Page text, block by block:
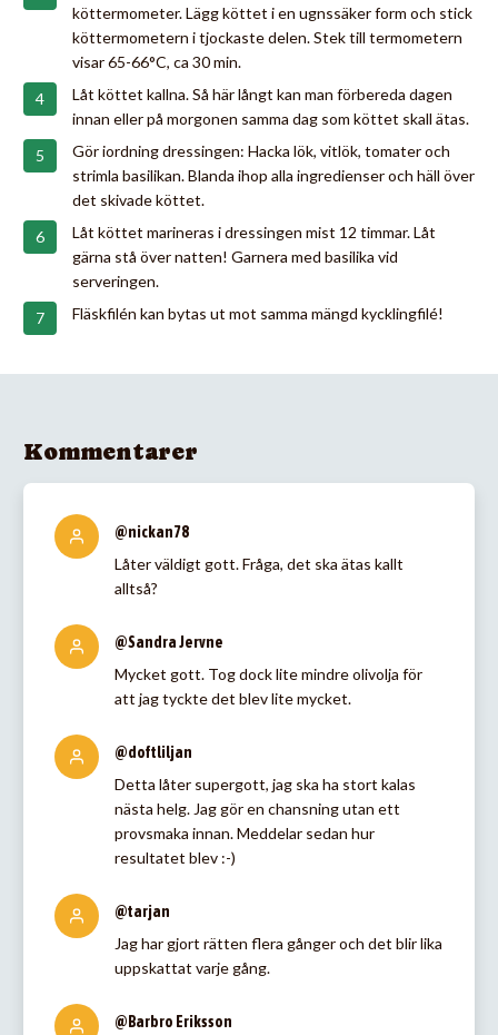
köttermometer. Lägg köttet i en ugnssäker form och stick
köttermometern i tjockaste delen. Stek till termometern
visar 65-66°C, ca 30 min.
Låt köttet kallna. Så här långt kan man förbereda dagen
innan eller på morgonen samma dag som köttet skall ätas.
Gör iordning dressingen: Hacka lök, vitlök, tomater och
strimla basilikan. Blanda ihop alla ingredienser och häll över
det skivade köttet.
Låt köttet marineras i dressingen mist 12 timmar. Låt
gärna stå över natten! Garnera med basilika vid
serveringen.
Fläskfilén kan bytas ut mot samma mängd kycklingfilé!
Kommentarer
@nickan78
Låter väldigt gott. Fråga, det ska ätas kallt
alltså?
@Sandra Jervne
Mycket gott. Tog dock lite mindre olivolja för
att jag tyckte det blev lite mycket.
@doftliljan
Detta låter supergott, jag ska ha stort kalas
nästa helg. Jag gör en chansning utan ett
provsmaka innan. Meddelar sedan hur
resultatet blev :-)
@tarjan
Jag har gjort rätten flera gånger och det blir lika
uppskattat varje gång.
@Barbro Eriksson